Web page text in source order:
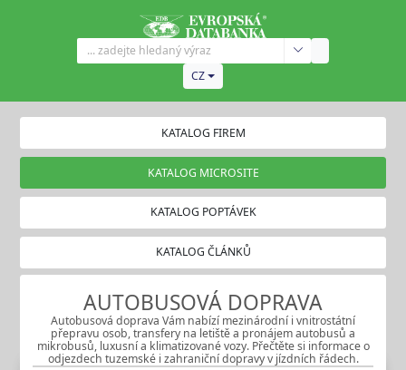
CZ
KATALOG FIREM
KATALOG MICROSITE
KATALOG POPTÁVEK
KATALOG ČLÁNKŮ
AUTOBUSOVÁ DOPRAVA
Autobusová doprava Vám nabízí mezinárodní i vnitrostátní
přepravu osob, transfery na letiště a pronájem autobusů a
mikrobusů, luxusní a klimatizované vozy. Přečtěte si informace o
odjezdech tuzemské i zahraniční dopravy v jízdních řádech.